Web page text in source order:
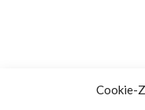
Cookie-